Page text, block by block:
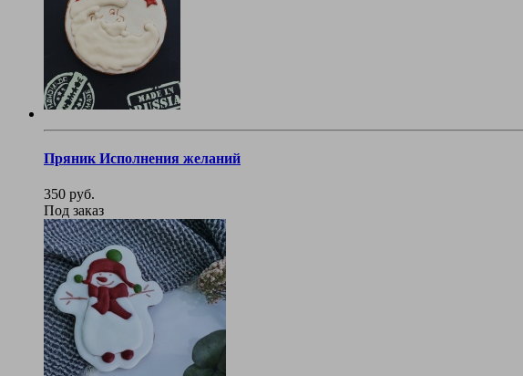
Пряник Исполнения желаний
350 руб.
Под заказ